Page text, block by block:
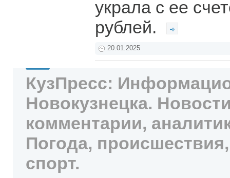
украла с ее
рублей.
20.01.2025
КузПресс:
Новокузнецка.
комментарии,
Погода,
спорт.